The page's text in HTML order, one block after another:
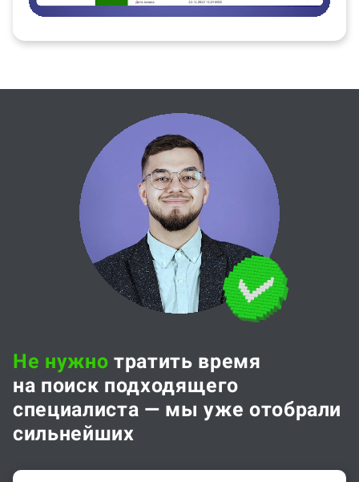
Не нужно тратить время
на поиск подходящего
специалиста — мы уже отобрали
сильнейших